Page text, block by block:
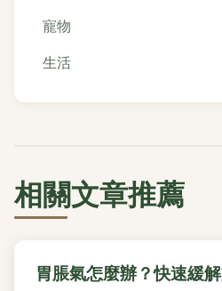
寵物
生活
相關文章推薦
胃脹氣怎麼辦？快速緩